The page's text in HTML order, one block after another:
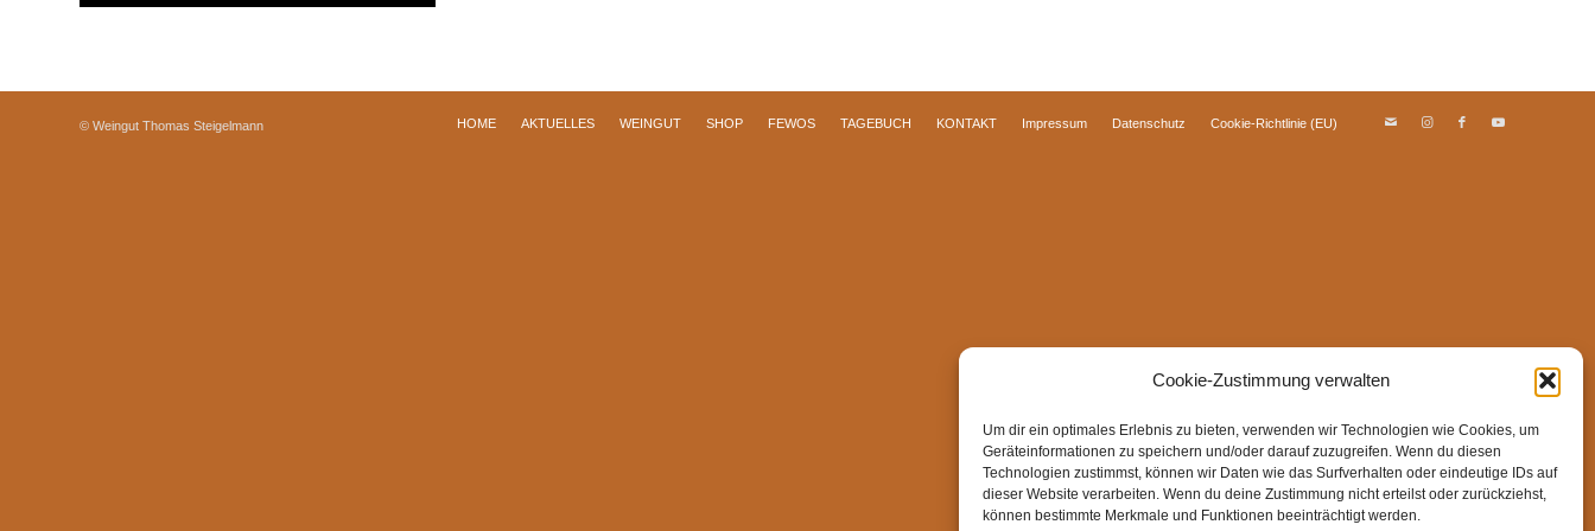
Cookie-Zustimmung verwalten
Um dir ein optimales Erlebnis zu bieten, verwenden wir Technologien wie Cookies, um
Geräteinformationen zu speichern und/oder darauf zuzugreifen. Wenn du diesen
Technologien zustimmst, können wir Daten wie das Surfverhalten oder eindeutige IDs auf
dieser Website verarbeiten. Wenn du deine Zustimmung nicht erteilst oder zurückziehst,
können bestimmte Merkmale und Funktionen beeinträchtigt werden.
© Weingut Thomas Steigelmann HOME AKTUELLES WEINGUT SHOP FEWOS TAGEBUCH KONTAKT Impressum Datenschutz Cookie-Richtlinie (EU)